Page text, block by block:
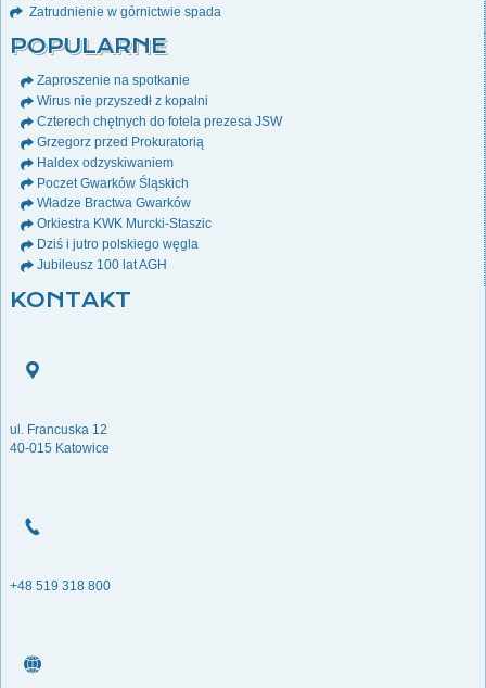
Zatrudnienie w górnictwie spada
POPULARNE
Zaproszenie na spotkanie
Wirus nie przyszedł z kopalni
Czterech chętnych do fotela prezesa JSW
Grzegorz przed Prokuratorią
Haldex odzyskiwaniem
Poczet Gwarków Śląskich
Władze Bractwa Gwarków
Orkiestra KWK Murcki-Staszic
Dziś i jutro polskiego węgla
Jubileusz 100 lat AGH
KONTAKT
ul. Francuska 12
40-015 Katowice
+48 519 318 800